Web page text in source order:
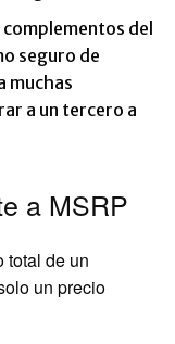
del
seguro de
muchas
a un tercero a
a MSRP
total de un
un precio